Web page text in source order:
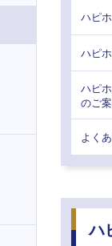
ハピ
ハピ
ハピ
のご
よく
ハ